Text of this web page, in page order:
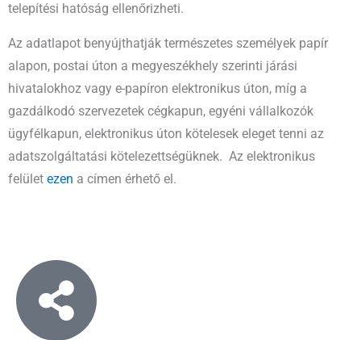
telepítési hatóság ellenőrizheti.
Az adatlapot benyújthatják természetes személyek papír
alapon, postai úton a megyeszékhely szerinti járási
hivatalokhoz vagy e-papíron elektronikus úton, míg a
gazdálkodó szervezetek cégkapun, egyéni vállalkozók
ügyfélkapun, elektronikus úton kötelesek eleget tenni az
adatszolgáltatási kötelezettségüknek. Az elektronikus
felület ezen a címen érhető el.